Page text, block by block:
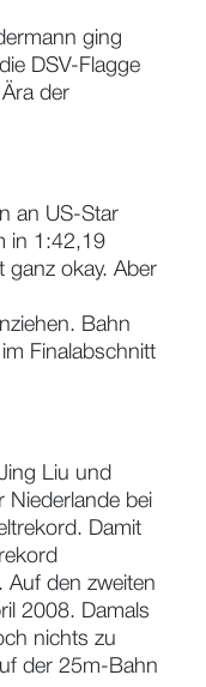
ging
DSV-Flagge
der
an US-Star
in 1:42,19
ganz okay. Aber
Bahn
Finalabschnitt
Liu und
Niederlande bei
Damit
Auf den zweiten
2008. Damals
nichts zu
der 25m-Bahn